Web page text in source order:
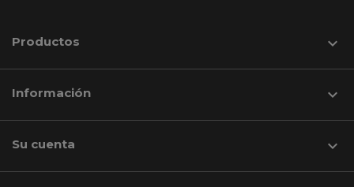
Productos 
Información 
Su cuenta 